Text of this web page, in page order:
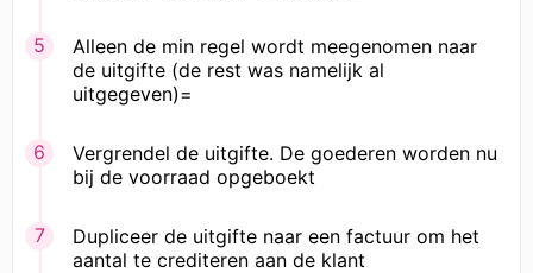
Alleen de min regel wordt meegenomen naar
de uitgifte (de rest was namelijk al
uitgegeven)=
Vergrendel de uitgifte. De goederen worden nu
bij de voorraad opgeboekt
Dupliceer de uitgifte naar een factuur om het
aantal te crediteren aan de klant